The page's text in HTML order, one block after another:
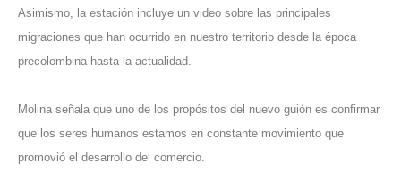
Asimismo, la estación incluye un video sobre las principales
migraciones que han ocurrido en nuestro territorio desde la época
precolombina hasta la actualidad.
Molina señala que uno de los propósitos del nuevo guión es confirmar
que los seres humanos estamos en constante movimiento que
promovió el desarrollo del comercio.